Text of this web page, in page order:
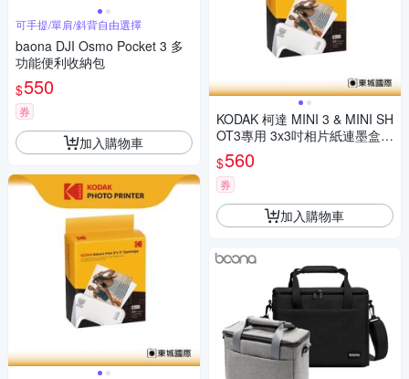
可手提/單肩/斜背自由選擇
baona DJI Osmo Pocket 3 多
功能便利收納包
$550
券
加入購物車
KODAK 柯達 MINI 3 & MINI SH
OT3專用 3x3吋相片紙連墨盒(3
0張) 公司貨
$560
券
加入購物車